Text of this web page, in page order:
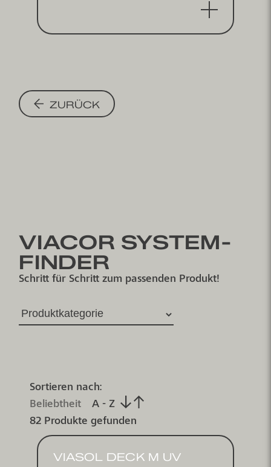
ZURÜCK
VIACOR SYSTEM-
FINDER
Schritt für Schritt zum passenden Produkt!
82 Produkte gefunden
Sortieren nach:
Beliebtheit
A - Z
VIASOL DECK M UV